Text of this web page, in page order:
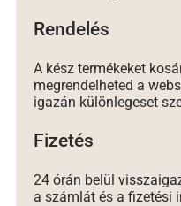
Rendelés
A kész termékeket
megrendelheted a
igazán különlegeset
Fizetés
24 órán belül
a számlát és a fizetési